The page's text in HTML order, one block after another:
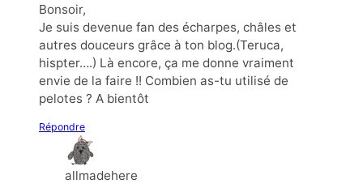
Bonsoir,
Je suis devenue fan des écharpes, châles et
autres douceurs grâce à ton blog.(Teruca,
hispter….) Là encore, ça me donne vraiment
envie de la faire !! Combien as-tu utilisé de
pelotes ? A bientôt
Répondre
allmadehere